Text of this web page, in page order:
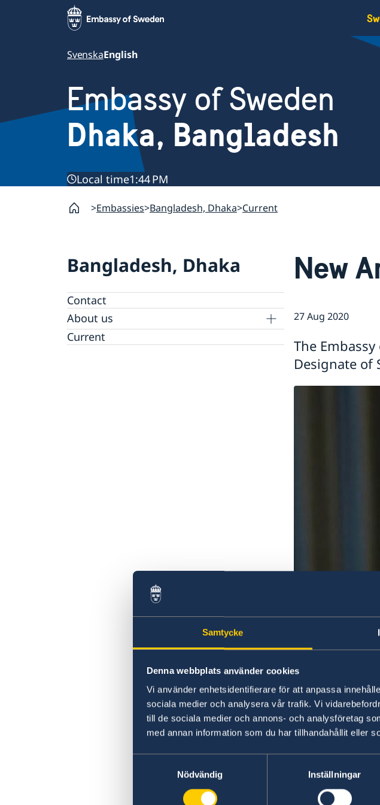
Samtycke
Denna webbplats använder cookies
Vi använder enhetsidentifierare för att anpassa
sociala medier och analysera vår trafik. Vi
till de sociala medier och annons- och analysföretag
med annan information som du har tillhandahållit eller
Nödvändig
Inställningar
SvenskaEnglish
Embassy of Sweden
Dhaka, Bangladesh
Local time1:44 PM
Embassies Bangladesh, Dhaka Current
Bangladesh, Dhaka
Contact
About us
Embassy staff
Current
New
27 Aug 2020
The
Designate of
Alexandra Berg
September.
Office and
Last updated 27